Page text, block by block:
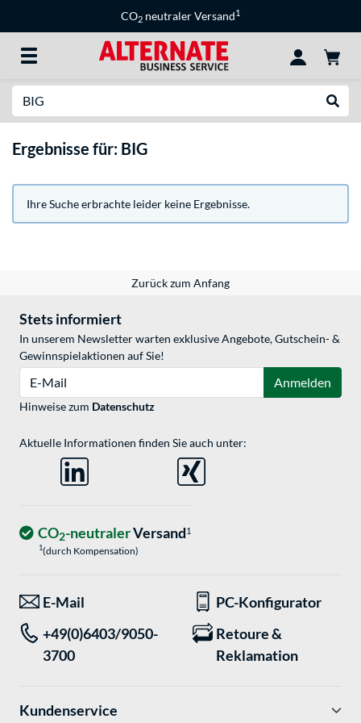
CO2 neutraler Versand1
Ergebnisse für: BIG
Ihre Suche erbrachte leider keine Ergebnisse.
Zurück zum Anfang
Stets informiert
In unserem Newsletter warten exklusive Angebote, Gutschein- &
Gewinnspielaktionen auf Sie!
Anmelden
Hinweise zum Datenschutz
Aktuelle Informationen finden Sie auch unter:
CO2-neutralerVersand1
1(durch Kompensation)
E-Mail
PC-Konfigurator
+49(0)6403/9050-
3700
Retoure &
Reklamation
Kundenservice